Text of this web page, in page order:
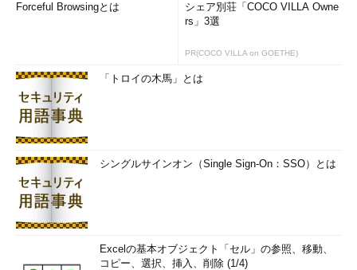
Forceful Browsingとは
シェア別荘「COCO VILLA Owne
rs」3選
PR(COCO VILLA on GOETHE)
「トロイの木馬」とは
シングルサインオン（Single Sign-On：SSO）とは
Excelの基本オブジェクト「セル」の参照、移動、
コピー、選択、挿入、削除 (1/4)